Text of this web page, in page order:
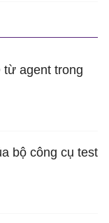
từ agent trong
bộ công cụ test